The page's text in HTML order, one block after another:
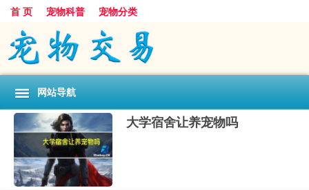
首 页 宠物科普 宠物分类
网站导航
大学宿舍让养宠物吗